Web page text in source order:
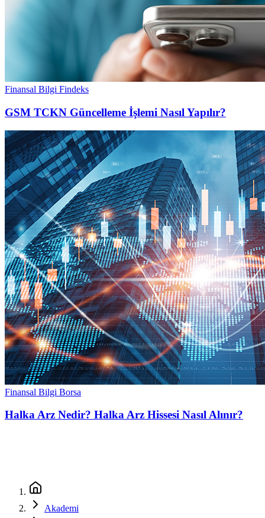
Finansal Bilgi Findeks
GSM TCKN Güncelleme İşlemi Nasıl Yapılır?
Finansal Bilgi Borsa
Halka Arz Nedir? Halka Arz Hissesi Nasıl Alınır?
Akademi